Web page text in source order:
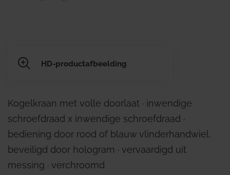
HD-productafbeelding
Kogelkraan met volle doorlaat ∙ inwendige
schroefdraad x inwendige schroefdraad ∙
bediening door rood of blauw vlinderhandwiel,
beveiligd door hologram ∙ vervaardigd uit
messing ∙ verchroomd